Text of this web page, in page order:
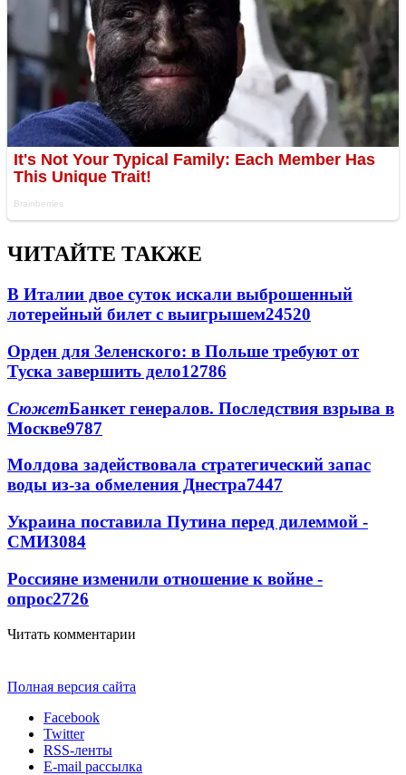
ЧИТАЙТЕ ТАКЖЕ
В Италии двое суток искали выброшенный
лотерейный билет с выигрышем24520
Орден для Зеленского: в Польше требуют от
Туска завершить дело12786
СюжетБанкет генералов. Последствия взрыва в
Москве9787
Молдова задействовала стратегический запас
воды из-за обмеления Днестра7447
Украина поставила Путина перед дилеммой -
СМИ3084
Россияне изменили отношение к войне -
опрос2726
Читать комментарии
Полная версия сайта
Facebook
Twitter
RSS-ленты
E-mail рассылка